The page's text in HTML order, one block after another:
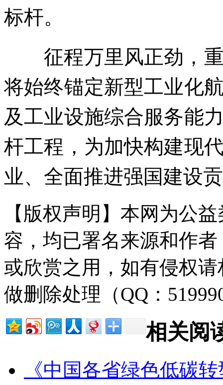
标杆。
征程万里风正劲，重
将始终锚定新型工业化
及工业设施综合服务能
杆工程，为加快构建现
业、全面推进强国建设
【版权声明】本网为公
容，均已署名来源和作
或欣赏之用，如有侵权
做删除处理（QQ：
相关阅
《中国各省绿色低碳